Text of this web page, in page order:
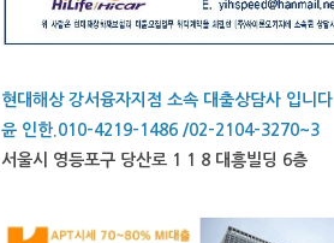
현대해상 강서융자지점 소속 대출상담사 입니다
윤 인한.010-4219-1486 /02-2104-3270~3
서울시 영등포구 당산로 1 1 8 대흥빌딩 6층